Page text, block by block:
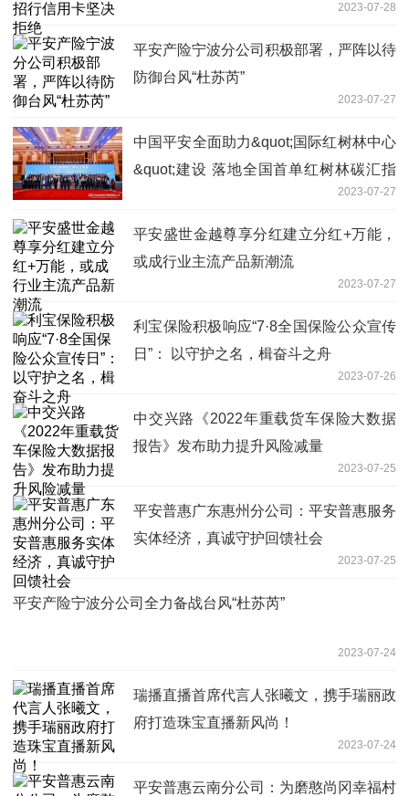
2023-07-28
平安产险宁波分公司积极部署，严阵以待
防御台风“杜苏芮”
2023-07-27
中国平安全面助力&quot;国际红树林中心
&quot;建设 落地全国首单红树林碳汇指
2023-07-27
平安盛世金越尊享分红建立分红+万能，
或成行业主流产品新潮流
2023-07-27
利宝保险积极响应“7·8全国保险公众宣传
日”： 以守护之名，楫奋斗之舟
2023-07-26
中交兴路《2022年重载货车保险大数据
报告》发布助力提升风险减量
2023-07-25
平安普惠广东惠州分公司：平安普惠服务
实体经济，真诚守护回馈社会
2023-07-25
平安产险宁波分公司全力备战台风“杜苏芮”
2023-07-24
瑞播直播首席代言人张曦文，携手瑞丽政
府打造珠宝直播新风尚！
2023-07-24
平安普惠云南分公司：为磨憨尚冈幸福村